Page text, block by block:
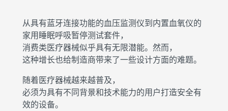
从具有蓝牙连接功能的血压监测仪到内置血氧仪的
家用睡眠呼吸暂停测试套件，
消费类医疗器械似乎具有无限潜能。然而，
这种增长也给制造商带来了一些设计方面的难题。
随着医疗器械越来越普及，
必须为具有不同背景和技术能力的用户打造安全有
效的设备。